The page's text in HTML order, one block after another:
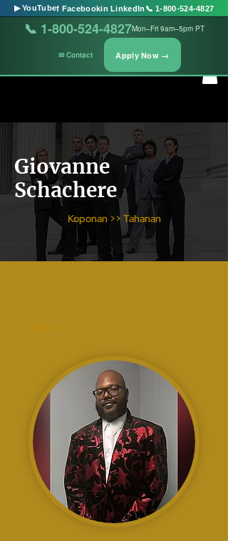
Giovanne
Schachere
Koponan >> Tahanan
< Back
▶ YouTubef Facebookin LinkedIn 📞 1-800-524-4827
📞 1-800-524-4827Mon–Fri 9am–5pm PT
✉ Contact Apply Now →